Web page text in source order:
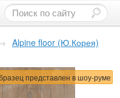
Alpine floor (Ю.Корея)
представлен в шоу-руме